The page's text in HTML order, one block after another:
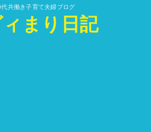
共働き子育て夫婦ブログ
まり日記